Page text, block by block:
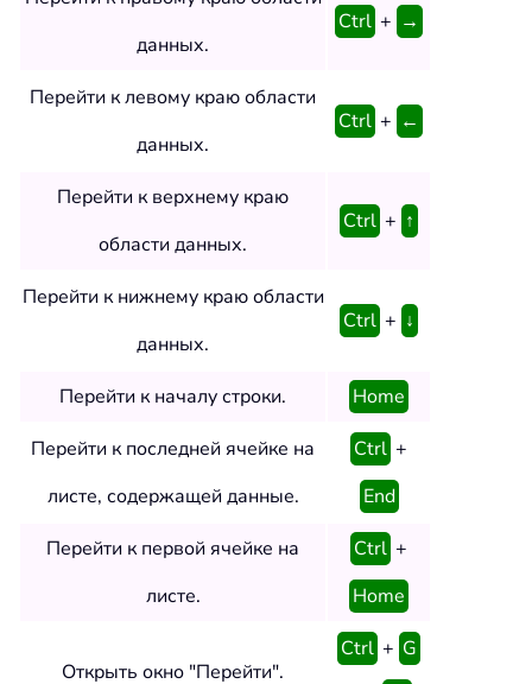
данных.
Ctrl + →
Перейти к левому краю области
данных.
Ctrl + ←
Перейти к верхнему краю
области данных.
Ctrl + ↑
Перейти к нижнему краю области
данных.
Ctrl + ↓
Перейти к началу строки.
Home
Перейти к последней ячейке на
листе, содержащей данные.
Ctrl +
End
Перейти к первой ячейке на
листе.
Ctrl +
Home
Открыть окно "Перейти".
Ctrl + G